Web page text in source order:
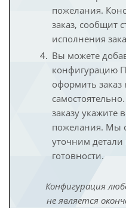
пожелания.
заказ, сообщит
исполнения
Вы можете
конфигурацию
оформить заказ
заказу укажите
пожелания. Мы
уточним
готовности.
Конфигурация
не является